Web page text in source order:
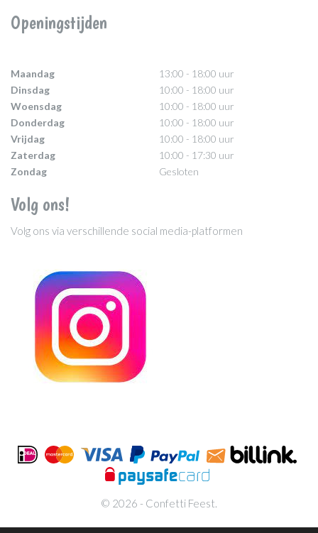
Openingstijden
Maandag
13:00 - 18:00 uur
Dinsdag
10:00 - 18:00 uur
Woensdag
10:00 - 18:00 uur
Donderdag
10:00 - 18:00 uur
Vrijdag
10:00 - 18:00 uur
Zaterdag
10:00 - 17:30 uur
Zondag
Gesloten
Volg ons!
Volg ons via verschillende social media-platformen
© 2026 - Confetti Feest.